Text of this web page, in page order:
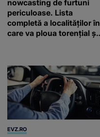
nowcasting de furtuni
periculoase. Lista
completă a localităților în
care va ploua torențial și
EVZ.RO